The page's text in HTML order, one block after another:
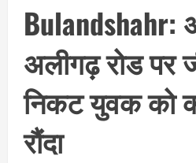
Bulandshahr:
अलीगढ़ रोड पर
निकट युवक को
रौंदा